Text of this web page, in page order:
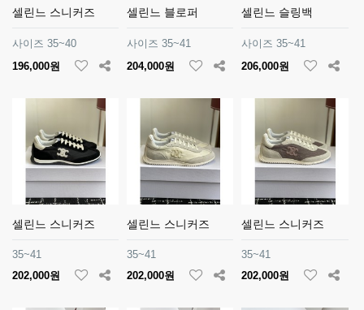
셀린느 스니커즈
사이즈 35~40
196,000원
셀린느 블로퍼
사이즈 35~41
204,000원
셀린느 슬링백
사이즈 35~41
206,000원
셀린느 스니커즈
35~41
202,000원
셀린느 스니커즈
35~41
202,000원
셀린느 스니커즈
35~41
202,000원